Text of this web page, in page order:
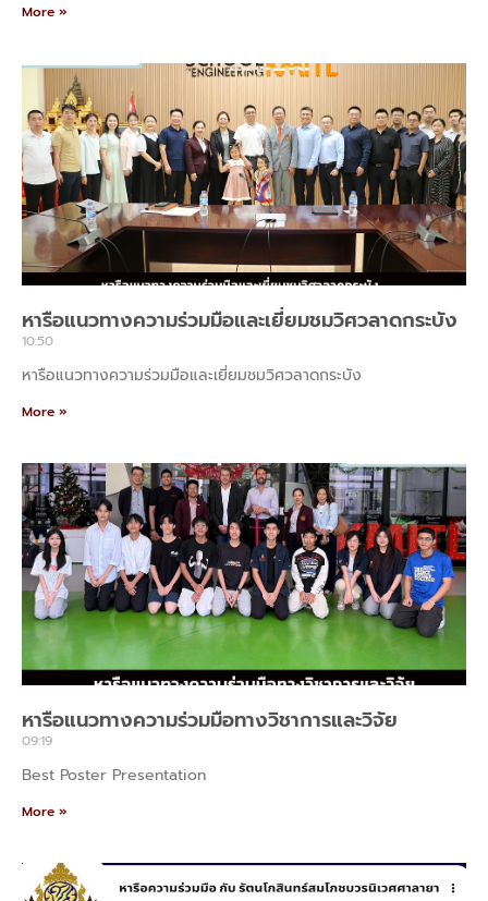
More »
หารือแนวทางความร่วมมือและเยี่ยมชมวิศวลาดกระบัง
10:50
หารือแนวทางความร่วมมือและเยี่ยมชมวิศวลาดกระบัง
More »
หารือแนวทางความร่วมมือทางวิชาการและวิจัย
09:19
Best Poster Presentation
More »